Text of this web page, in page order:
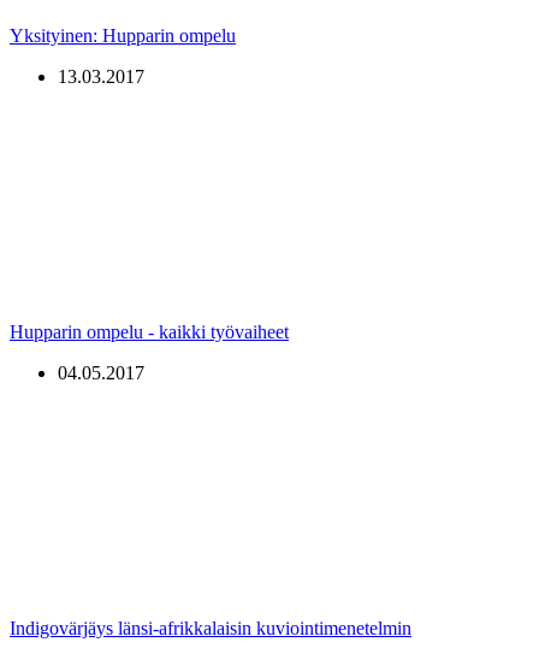
Yksityinen: Hupparin ompelu
13.03.2017
Hupparin ompelu - kaikki työvaiheet
04.05.2017
Indigovärjäys länsi-afrikkalaisin kuviointimenetelmin